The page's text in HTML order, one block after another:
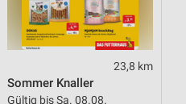
23,8 km
Sommer Knaller
Gültig bis Sa. 08.08.